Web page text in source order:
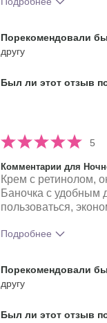
этого продукта?
Порекомендовали
другу
Был ли этот отзыв
5
Комментарии для
Крем с ретинолом,
Баночка с удобным
пользоваться,
Подробнее
использования этого
продукта?
Порекомендовали
другу
Был ли этот отзыв